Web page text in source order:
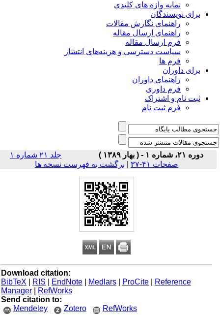
نمایه واژه های کلیدی
برای نویسندگان
راهنمای نگارش مقالات
راهنمای ارسال مقاله
فرم ارسال مقاله
سیاست دسترسی و هزینه‌های انتشار
فرم ها
برای داوران
راهنمای داوران
فرم داوری
ثبت نام و اشتراک
فرم ثبت نام
دوره ۲۱، شماره ۱ - ( بهار ۱۳۸۹ )
جلد ۲۱ شماره ۱
صفحات ۴۱-۳۷
| برگشت به فهرست نسخه ها
Download citation:
BibTeX
| RIS |EndNote |Medlars |ProCite |Reference
Manager
|RefWorks
Send citation to:
Mendeley
Zotero RefWorks